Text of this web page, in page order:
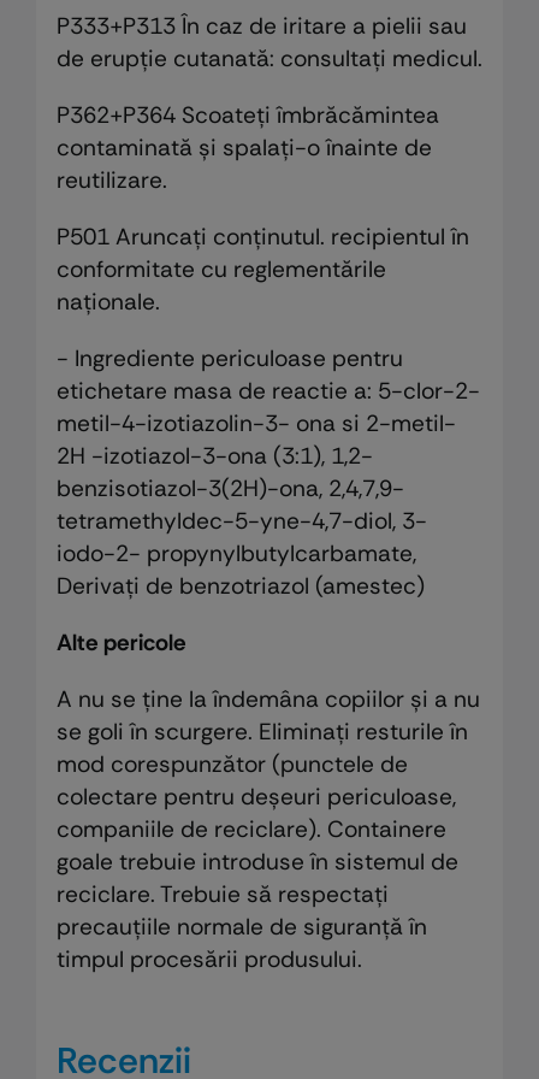
P333+P313 În caz de iritare a pielii sau
de erupţie cutanată: consultaţi medicul.
P362+P364 Scoateţi îmbrăcămintea
contaminată și spalaţi-o înainte de
reutilizare.
P501 Aruncaţi conţinutul. recipientul în
conformitate cu reglementările
naţionale.
- Ingrediente periculoase pentru
etichetare masa de reactie a: 5-clor-2-
metil-4-izotiazolin-3- ona si 2-metil-
2H -izotiazol-3-ona (3:1), 1,2-
benzisotiazol-3(2H)-ona, 2,4,7,9-
tetramethyldec-5-yne-4,7-diol, 3-
iodo-2- propynylbutylcarbamate,
Derivați de benzotriazol (amestec)
Alte pericole
A nu se ţine la îndemâna copiilor şi a nu
se goli în scurgere. Eliminaţi resturile în
mod corespunzător (punctele de
colectare pentru deşeuri periculoase,
companiile de reciclare). Containere
goale trebuie introduse în sistemul de
reciclare. Trebuie să respectaţi
precauţiile normale de siguranţă în
timpul procesării produsului.
Recenzii